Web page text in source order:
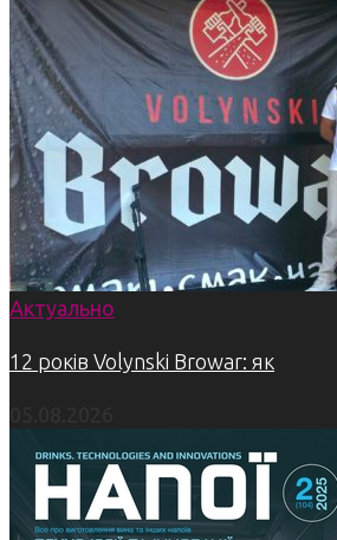
Актуально
12 років Volynski Browar: як